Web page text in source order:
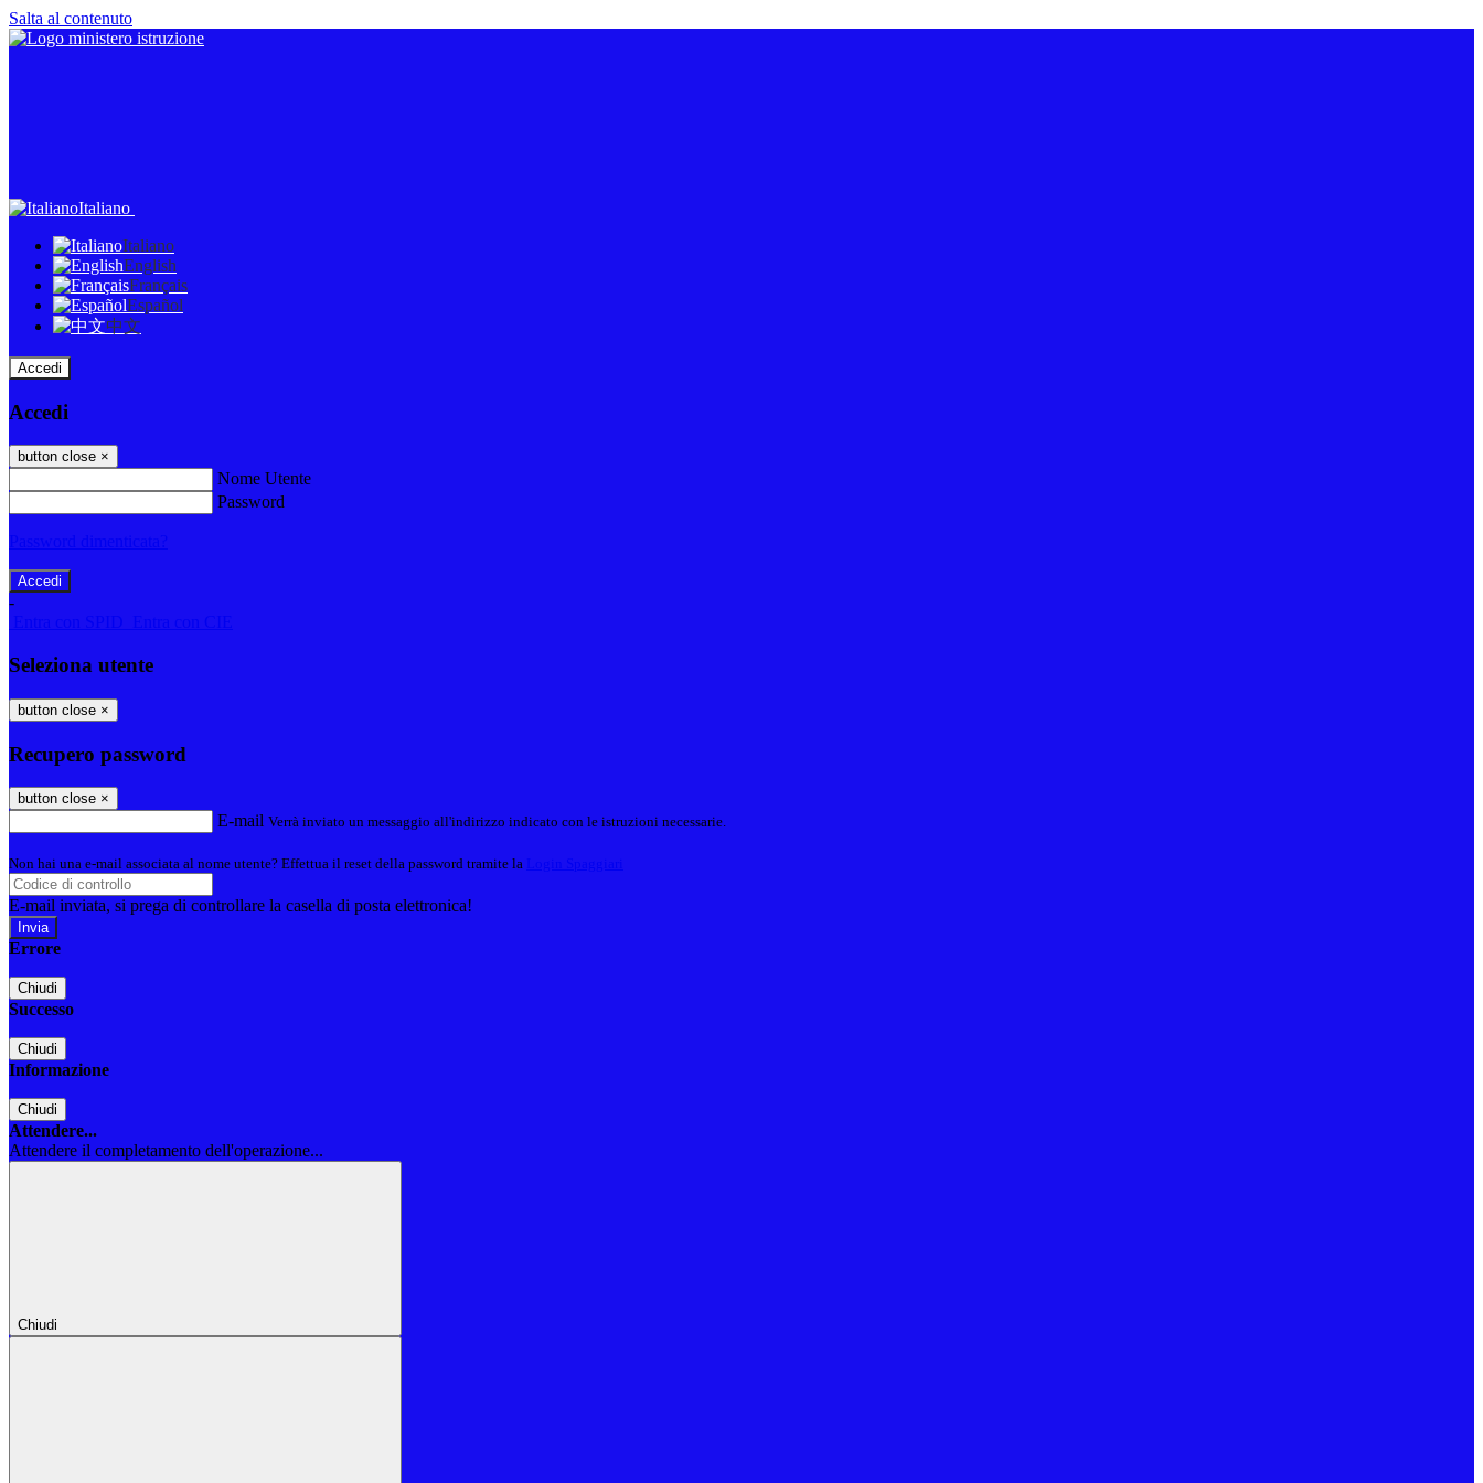
Salta al contenuto
Italiano
Italiano
English
Français
Español
中文
Accedi
Accedi
button close ×
Nome Utente
Password
-
Seleziona utente
button close ×
Recupero password
button close ×
E-mail Verrà inviato un messaggio all'indirizzo indicato con le istruzioni necessarie.
Non hai una e-mail associata al nome utente? Effettua il reset della password tramite la
E-mail inviata, si prega di controllare la casella di posta elettronica!
Errore
Chiudi
Successo
Chiudi
Informazione
Chiudi
Attendere...
Attendere il completamento dell'operazione...
Chiudi